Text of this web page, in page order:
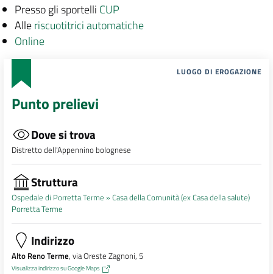
Presso gli sportelli CUP
Alleriscuotitrici automatiche
Online
LUOGO DI EROGAZIONE
Punto prelievi
Dove si trova
Distretto dell’Appennino bolognese
Struttura
Ospedale di Porretta Terme »Casa della Comunità (ex Casa della salute)
Porretta Terme
Indirizzo
Alto Reno Terme, via Oreste Zagnoni, 5
Visualizza indirizzo su Google Maps